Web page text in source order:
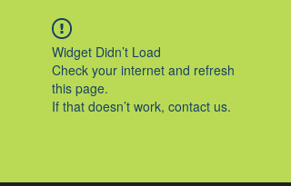
Widget Didn’t Load
Check your internet and refresh
this page.
If that doesn’t work, contact us.